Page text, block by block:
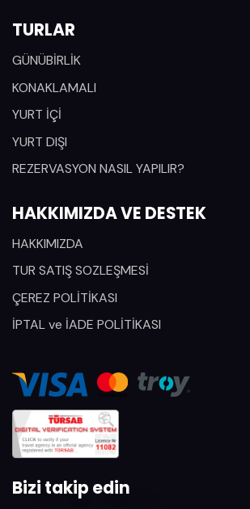
TURLAR
GÜNÜBİRLİK
KONAKLAMALI
YURT İÇİ
YURT DIŞI
REZERVASYON NASIL YAPILIR?
HAKKIMIZDA VE DESTEK
HAKKIMIZDA
TUR SATIŞ SOZLEŞMESİ
ÇEREZ POLİTİKASI
İPTAL ve İADE POLİTİKASI
Bizi takip edin